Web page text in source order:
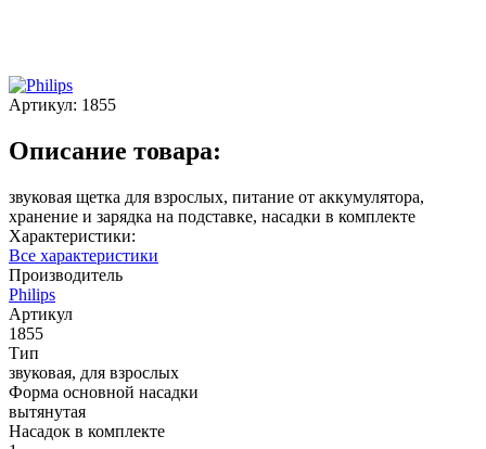
Артикул: 1855
Описание товара:
звуковая щетка для взрослых, питание от аккумулятора,
хранение и зарядка на подставке, насадки в комплекте
Характеристики:
Все характеристики
Производитель
Philips
Артикул
1855
Тип
звуковая, для взрослых
Форма основной насадки
вытянутая
Насадок в комплекте